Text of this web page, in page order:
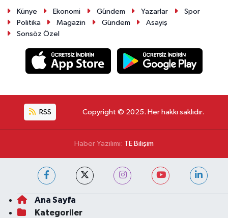
Künye Ekonomi Gündem Yazarlar
Spor
Politika
Magazin Gündem
Asayiş
Sonsöz Özel
RSS Copyright © 2025. Her hakkı saklıdır.
Haber Yazılımı: TE Bilişim
Ana Sayfa
Kategoriler